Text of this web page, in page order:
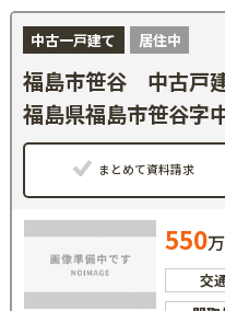
中古一戸建て 居住中
福島市笹谷 中古戸
福島県福島市笹谷字
まとめて資料請求
550
交